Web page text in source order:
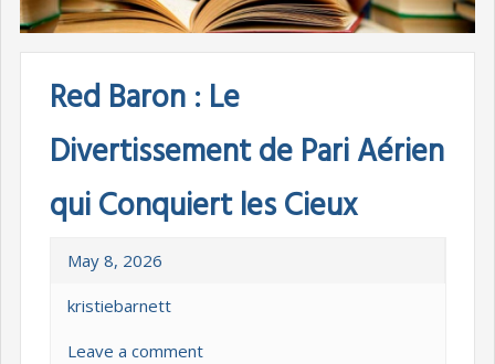
Red Baron : Le
Divertissement de Pari Aérien
qui Conquiert les Cieux
May 8, 2026
kristiebarnett
Leave a comment